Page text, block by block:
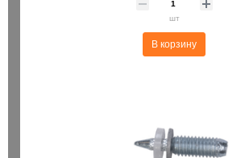
шт
В корзину